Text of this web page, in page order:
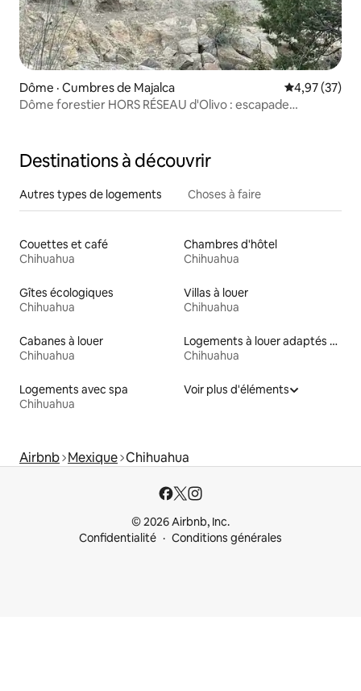
Dôme · Cumbres de Majalca Note
4,97 (37)
Dôme forestier HORS RÉSEAU d'Olivo : escapade
Destinations à découvrir
Autres types de logements Choses à faire
Couettes et café
Chihuahua
Chambres d'hôtel
Chihuahua
Gîtes écologiques
Chihuahua
Villas à louer
Chihuahua
Cabanes à louer
Chihuahua
Logements à louer adaptés aux animaux
Chihuahua
Logements avec spa
Chihuahua
Voir plus d'éléments
Airbnb Mexique Chihuahua
© 2026 Airbnb, Inc.
Confidentialité
Conditions générales